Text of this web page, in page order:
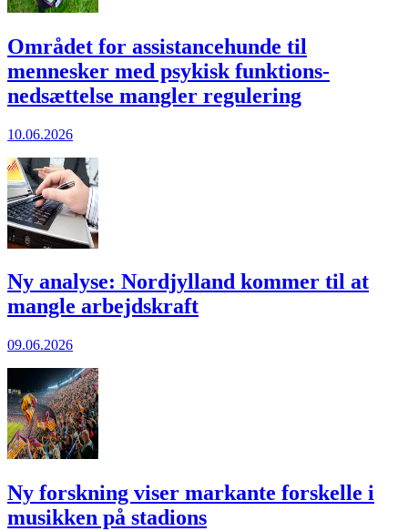
Området for assistance­hunde til
mennesker med psykisk funktions­
nedsættelse mangler regulering
10.06.2026
Ny analyse: Nordjylland kommer til at
mangle arbejdskraft
09.06.2026
Ny forskning viser markante forskelle i
musikken på stadions